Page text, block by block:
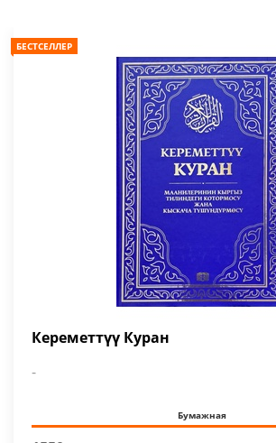
БЕСТСЕЛЛЕР
Кереметтүү Куран
-
Бумажная